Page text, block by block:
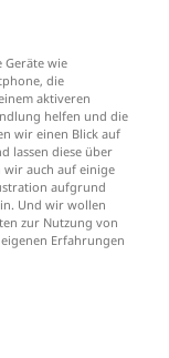
Geräte wie
die
aktiveren
helfen und die
wir einen Blick auf
lassen diese über
wir auch auf einige
aufgrund
Und wir wollen
zur Nutzung von
Erfahrungen